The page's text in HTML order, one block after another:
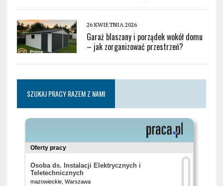
26 KWIETNIA 2026
Garaż blaszany i porządek wokół domu
– jak zorganizować przestrzeń?
SZUKAJ PRACY RAZEM Z NAMI